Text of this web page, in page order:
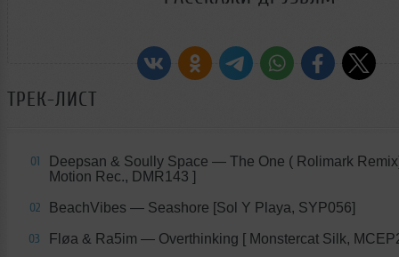
ТРЕК-ЛИСТ
01
Deepsan & Soully Space — The One ( Rolimark
Motion Rec., DMR143 ]
02 BeachVibes — Seashore [Sol Y Playa, SYP056]
03 Fløa & Ra5im — Overthinking [ Monstercat Silk,